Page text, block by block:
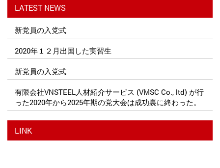
LATEST NEWS
新党員の入党式
2020年１２月出国した実習生
新党員の入党式
有限会社VNSTEEL人材紹介サービス (VMSC Co., ltd) が行
った2020年から2025年期の党大会は成功裏に終わった。
LINK